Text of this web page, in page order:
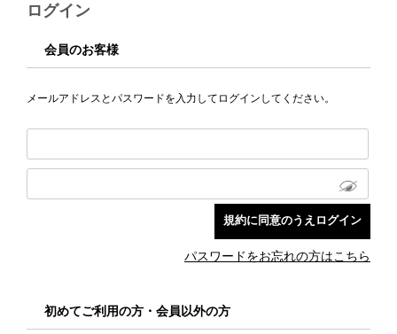
ログイン
会員のお客様
メールアドレスとパスワードを入力してログインしてください。
パスワードをお忘れの方はこちら
初めてご利用の方・会員以外の方